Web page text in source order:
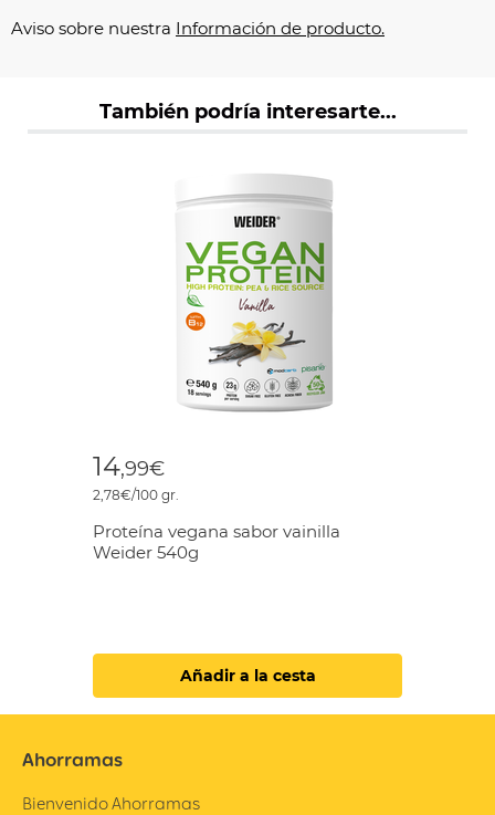
Aviso sobre nuestra Información de producto.
También podría interesarte...
14,99€
2,78€/100 gr.
Proteína vegana sabor vainilla
Weider 540g
Añadir a la cesta
Ahorramas
Bienvenido Ahorramas